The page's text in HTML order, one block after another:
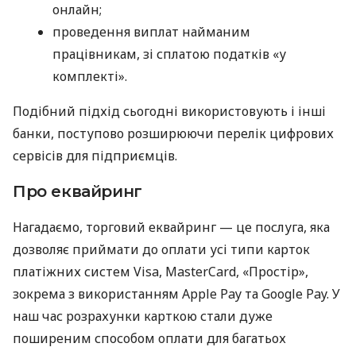
онлайн;
проведення виплат найманим
працівникам, зі сплатою податків «у
комплекті».
Подібний підхід сьогодні використовують і інші
банки, поступово розширюючи перелік цифрових
сервісів для підприємців.
Про еквайринг
Нагадаємо, торговий еквайринг — це послуга, яка
дозволяє приймати до оплати усі типи карток
платіжних систем Visa, MasterCard, «Простір»,
зокрема з використанням Apple Pay та Google Pay. У
наш час розрахунки карткою стали дуже
поширеним способом оплати для багатьох